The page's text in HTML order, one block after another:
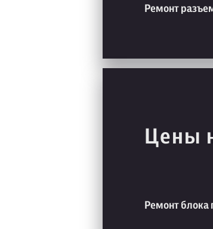
Ремонт
Цены
Ремонт блока